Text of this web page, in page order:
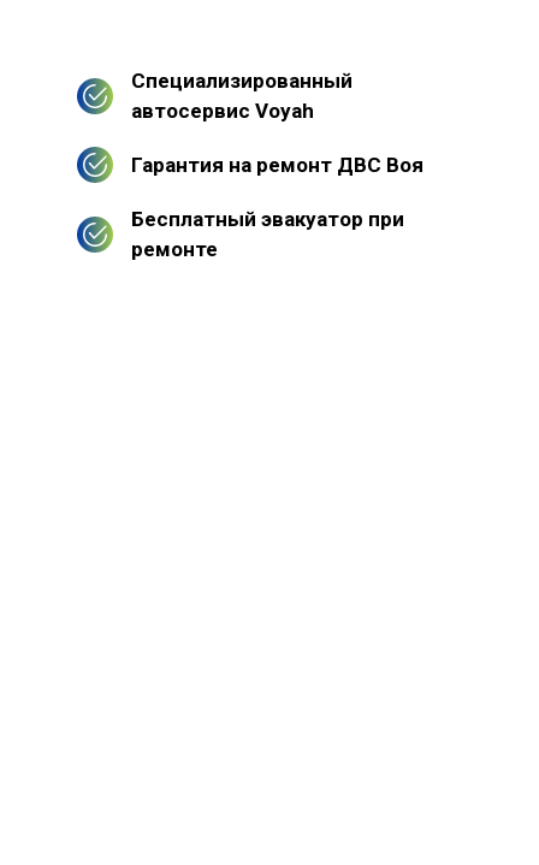
Специализированный
автосервис Voyah
Гарантия на ремонт ДВС Воя
Бесплатный эвакуатор при
ремонте